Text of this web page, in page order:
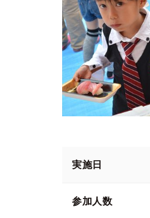
実施日
参加人数